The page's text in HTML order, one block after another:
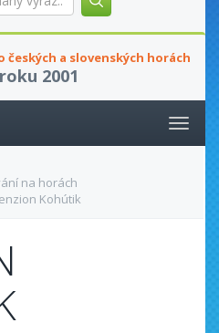
hledaný
českých a slovenských horách
2001
na horách
Kohútik